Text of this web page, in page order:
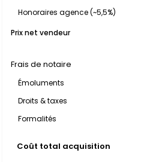
Honoraires agence (~5,5%)
Prix net vendeur
Frais de notaire
Émoluments
Droits & taxes
Formalités
Coût total acquisition